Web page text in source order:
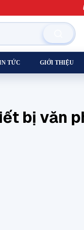
TỨC GIỚI THIỆU
bị văn